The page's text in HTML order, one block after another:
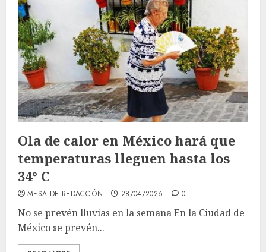
Ola de calor en México hará que
temperaturas lleguen hasta los
34° C
MESA DE REDACCIÓN 28/04/2026 0
No se prevén lluvias en la semana En la Ciudad de
México se prevén...